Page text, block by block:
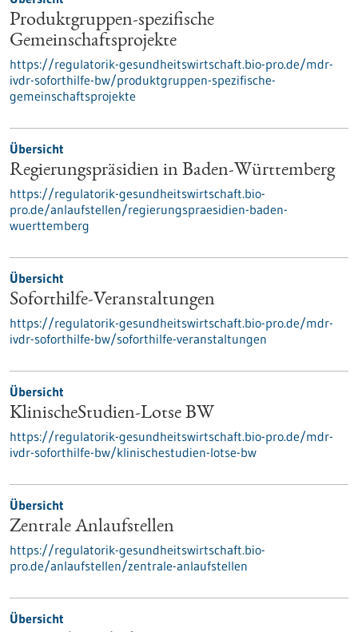
Produktgruppen-spezifische
Gemeinschaftsprojekte
https://regulatorik-gesundheitswirtschaft.bio-pro.de/mdr-
ivdr-soforthilfe-bw/produktgruppen-spezifische-
gemeinschaftsprojekte
Übersicht
Regierungspräsidien in Baden-Württemberg
https://regulatorik-gesundheitswirtschaft.bio-
pro.de/anlaufstellen/regierungspraesidien-baden-
wuerttemberg
Übersicht
Soforthilfe-Veranstaltungen
https://regulatorik-gesundheitswirtschaft.bio-pro.de/mdr-
ivdr-soforthilfe-bw/soforthilfe-veranstaltungen
Übersicht
KlinischeStudien-Lotse BW
https://regulatorik-gesundheitswirtschaft.bio-pro.de/mdr-
ivdr-soforthilfe-bw/klinischestudien-lotse-bw
Übersicht
Zentrale Anlaufstellen
https://regulatorik-gesundheitswirtschaft.bio-
pro.de/anlaufstellen/zentrale-anlaufstellen
Übersicht